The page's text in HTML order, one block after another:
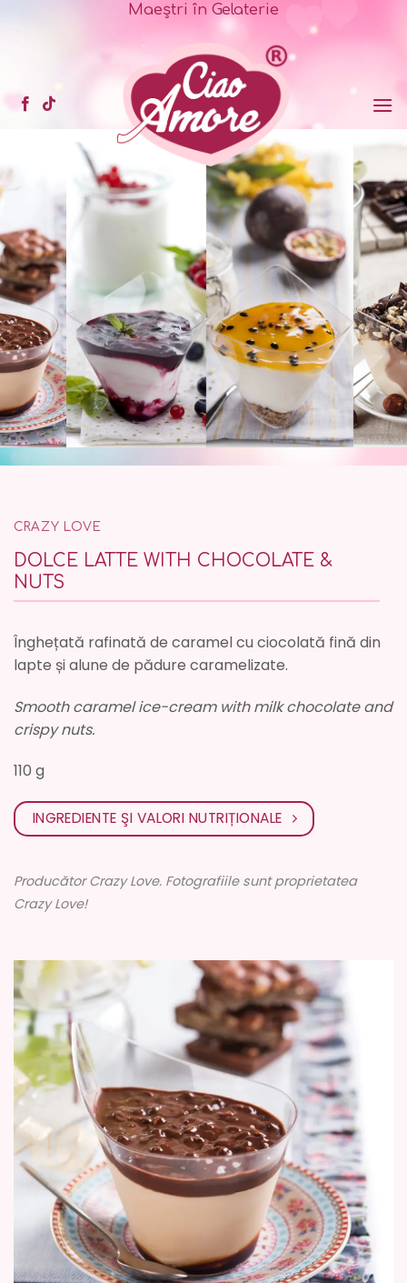
Maeștri în Gelaterie
CRAZY LOVE
DOLCE LATTE WITH CHOCOLATE &
NUTS
Înghețată rafinată de caramel cu ciocolată fină din
lapte și alune de pădure caramelizate.
Smooth caramel ice-cream with milk chocolate and
crispy nuts.
110 g
INGREDIENTE ŞI VALORI NUTRIȚIONALE
Producător Crazy Love. Fotografiile sunt proprietatea
Crazy Love!